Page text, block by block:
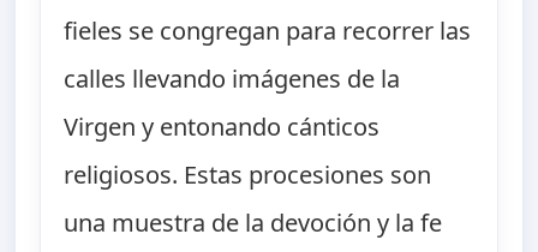
fieles se congregan para recorrer las
calles llevando imágenes de la
Virgen y entonando cánticos
religiosos. Estas procesiones son
una muestra de la devoción y la fe